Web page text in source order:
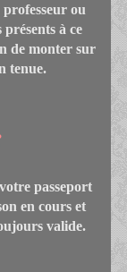
professeur ou
à ce
de monter sur
tenue.
passeport
en cours et
valide.